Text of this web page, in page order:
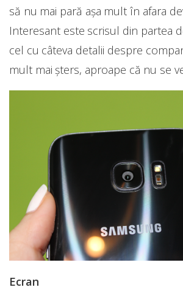
să nu mai pară așa mult în afara
Interesant este scrisul din partea
cel cu câteva detalii despre
mult mai șters, aproape că nu se
Ecran